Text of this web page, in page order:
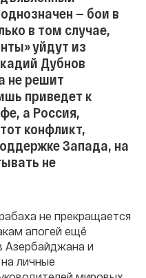
— бои в
в том случае,
уйдут из
Дубнов
не решит
приведет к
а Россия,
конфликт,
Запада, на
не
не прекращается
апогей ещё
Азербайджана и
личные